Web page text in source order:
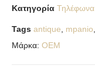
Κατηγορία
Tags antique mpanio
Μάρκα: OEM